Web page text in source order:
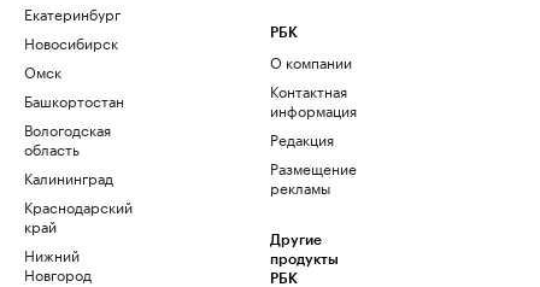
Екатеринбург
Новосибирск
Омск
Башкортостан
Вологодская
область
Калининград
Краснодарский
край
Нижний
Новгород
РБК
О компании
Контактная
информация
Редакция
Размещение
рекламы
Другие
продукты
РБК